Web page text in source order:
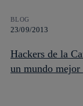
BLOG
23/09/2013
Hackers de la
un mundo